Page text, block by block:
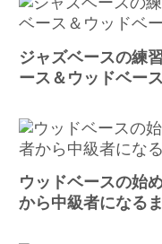
ジャズベースの練
ース＆ウッドベース
ウッドベースの始
から中級者になるま